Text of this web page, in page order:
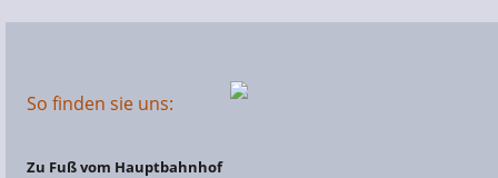
So finden sie uns:
Zu Fuß vom Hauptbahnhof